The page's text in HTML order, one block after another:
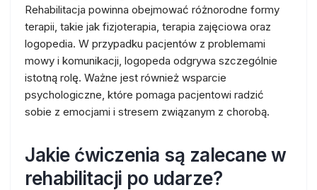
Rehabilitacja powinna obejmować różnorodne formy
terapii, takie jak fizjoterapia, terapia zajęciowa oraz
logopedia. W przypadku pacjentów z problemami
mowy i komunikacji, logopeda odgrywa szczególnie
istotną rolę. Ważne jest również wsparcie
psychologiczne, które pomaga pacjentowi radzić
sobie z emocjami i stresem związanym z chorobą.
Jakie ćwiczenia są zalecane w
rehabilitacji po udarze?